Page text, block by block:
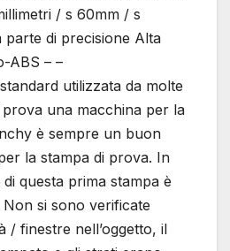
/ s 60mm / s
parte di precisione Alta
ABS – –
utilizzata da molte
una macchina per la
è sempre un buon
la stampa di prova. In
questa prima stampa è
si sono verificate
/ finestre nell’oggetto, il